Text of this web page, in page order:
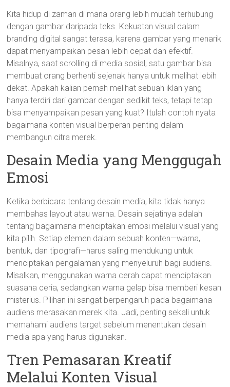
Kita hidup di zaman di mana orang lebih mudah terhubung
dengan gambar daripada teks. Kekuatan visual dalam
branding digital sangat terasa, karena gambar yang menarik
dapat menyampaikan pesan lebih cepat dan efektif.
Misalnya, saat scrolling di media sosial, satu gambar bisa
membuat orang berhenti sejenak hanya untuk melihat lebih
dekat. Apakah kalian pernah melihat sebuah iklan yang
hanya terdiri dari gambar dengan sedikit teks, tetapi tetap
bisa menyampaikan pesan yang kuat? Itulah contoh nyata
bagaimana konten visual berperan penting dalam
membangun citra merek.
Desain Media yang Menggugah
Emosi
Ketika berbicara tentang desain media, kita tidak hanya
membahas layout atau warna. Desain sejatinya adalah
tentang bagaimana menciptakan emosi melalui visual yang
kita pilih. Setiap elemen dalam sebuah konten—warna,
bentuk, dan tipografi—harus saling mendukung untuk
menciptakan pengalaman yang menyeluruh bagi audiens.
Misalkan, menggunakan warna cerah dapat menciptakan
suasana ceria, sedangkan warna gelap bisa memberi kesan
misterius. Pilihan ini sangat berpengaruh pada bagaimana
audiens merasakan merek kita. Jadi, penting sekali untuk
memahami audiens target sebelum menentukan desain
media apa yang harus digunakan.
Tren Pemasaran Kreatif
Melalui Konten Visual